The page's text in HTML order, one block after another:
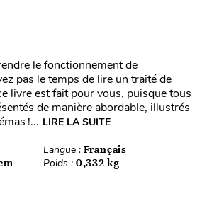
le fonctionnement de
pas le temps de lire un traité de
livre est fait pour vous, puisque tous
de manière abordable, illustrés
!... LIRE LA SUITE
Langue : Français
Poids : 0,332 kg